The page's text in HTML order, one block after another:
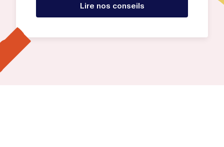
Lire nos conseils